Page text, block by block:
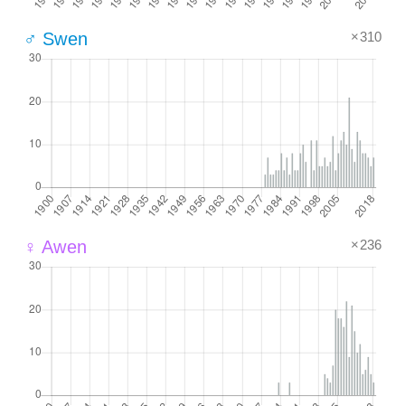
♂ Swen ×310
♀ Awen ×236